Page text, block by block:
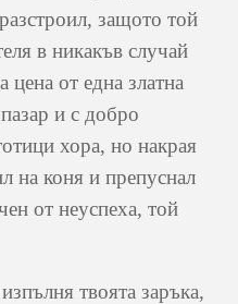
защото той
в никакъв случай
цена от една златна
и с добро
хора, но накрая
на коня и препуснал
от неуспеха, той
твоята заръка,